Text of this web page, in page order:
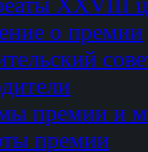
о премии
премии и
премии